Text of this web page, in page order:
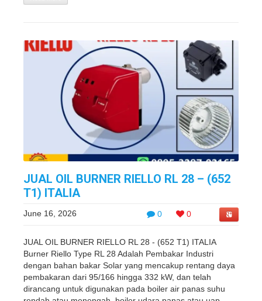
JUAL OIL BURNER RIELLO RL 28 – (652
T1) ITALIA
0 0
June 16, 2026
JUAL OIL BURNER RIELLO RL 28 - (652 T1) ITALIA
Burner Riello Type RL 28 Adalah Pembakar Industri
dengan bahan bakar Solar yang mencakup rentang daya
pembakaran dari 95/166 hingga 332 kW, dan telah
dirancang untuk digunakan pada boiler air panas suhu